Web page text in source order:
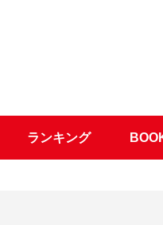
ランキング